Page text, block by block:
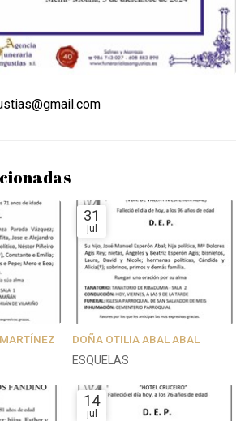
31
jul
DOÑA OTILIA ABAL ABAL
ESQUELAS
14
jul